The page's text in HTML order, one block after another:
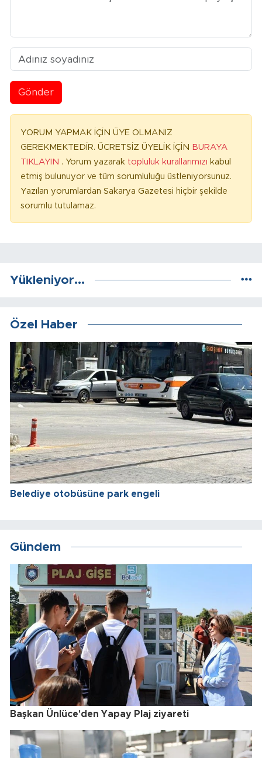
Gönder
YORUM YAPMAK İÇİN ÜYE OLMANIZ
GEREKMEKTEDİR. ÜCRETSİZ ÜYELİK İÇİN BURAYA
TIKLAYIN . Yorum yazarak topluluk kurallarımızı kabul
etmiş bulunuyor ve tüm sorumluluğu üstleniyorsunuz.
Yazılan yorumlardan Sakarya Gazetesi hiçbir şekilde
sorumlu tutulamaz.
Yükleniyor...
Özel Haber
Belediye otobüsüne park engeli
Gündem
Başkan Ünlüce'den Yapay Plaj ziyareti